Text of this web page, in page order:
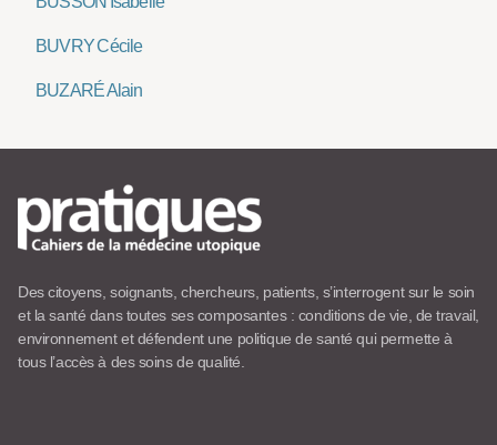
BUVRY Cécile
BUZARÉ Alain
Des citoyens, soignants, chercheurs, patients, s’interrogent sur le soin
et la santé dans toutes ses composantes : conditions de vie, de travail,
environnement et défendent une politique de santé qui permette à
tous l’accès à des soins de qualité.